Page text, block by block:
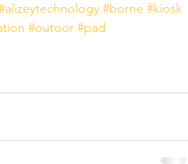
#borne #kiosk
#outoor #pad